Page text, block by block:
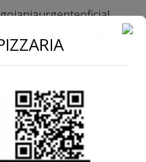
@goianiaurgente
também